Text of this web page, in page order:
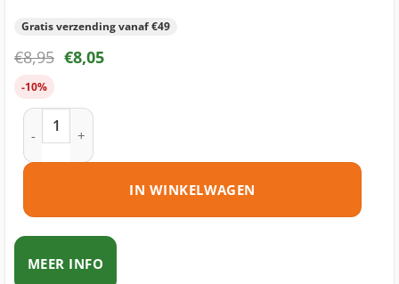
Gratis verzending vanaf €49
€8,95 €8,05
-10%
Epson 664 – T6641 ecotank zwart huismerk aantal
IN WINKELWAGEN
MEER INFO